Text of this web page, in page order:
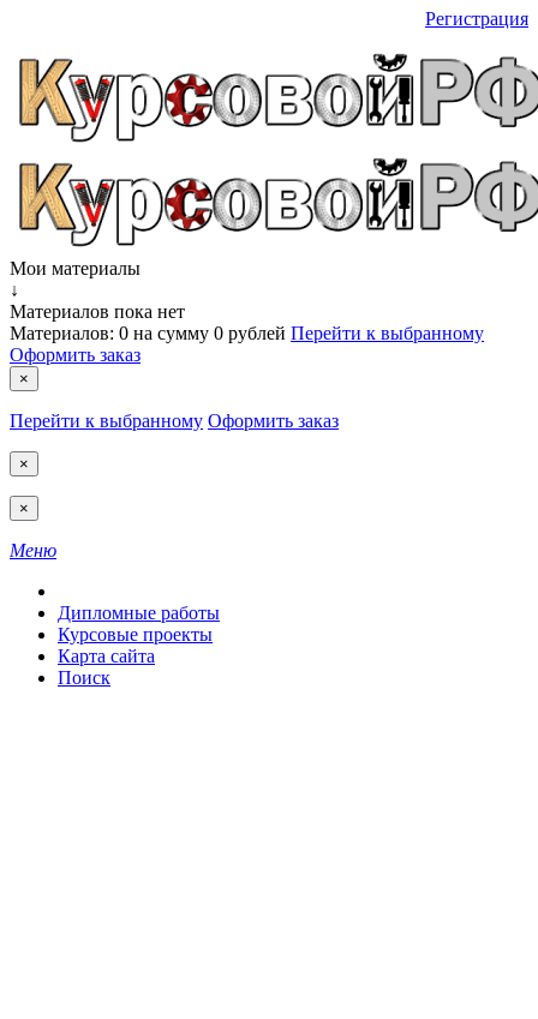
Регистрация
Мои материалы
↓
Материалов пока нет
Материалов: 0 на сумму 0 рублей Перейти к выбранному
Оформить заказ
×
Перейти к выбранному Оформить заказ
×
×
Меню
Дипломные работы
Курсовые проекты
Карта сайта
Поиск